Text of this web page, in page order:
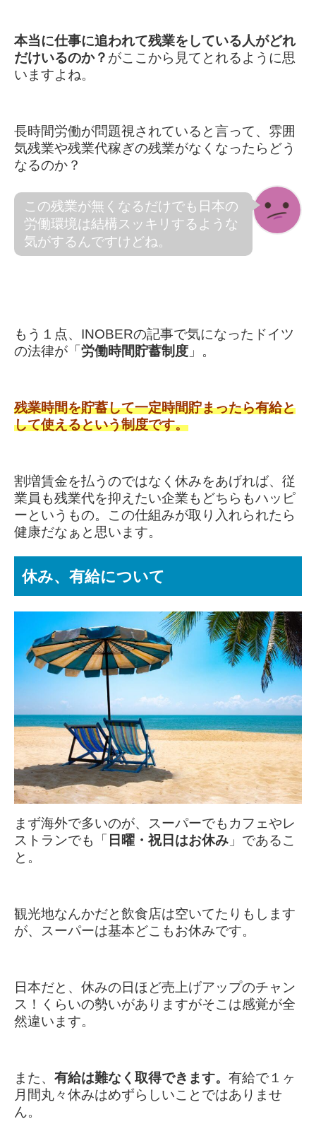
本当に仕事に追われて残業をしている人がどれ
だけいるのか？ がここから見てとれるように思
いますよね。
長時間労働が問題視されていると言って、雰囲
気残業や残業代稼ぎの残業がなくなったらどう
なるのか？
この残業が無くなるだけでも日本の
労働環境は結構スッキリするような
気がするんですけどね。
もう１点、INOBERの記事で気になったドイツ
の法律が「 労働時間貯蓄制度 」。
残業時間を貯蓄して一定時間貯まったら有給と
して使えるという制度です。
割増賃金を払うのではなく休みをあげれば、従
業員も残業代を抑えたい企業もどちらもハッピ
ーというもの。
この仕組みが取り入れられたら
健康だなぁと思います。
休み、有給について
まず海外で多いのが、スーパーでもカフェやレ
ストランでも「
日曜・祝日はお休み 」であるこ
と。
観光地なんかだと飲食店は空いてたりもします
が、スーパーは基本どこもお休みです。
日本だと、休みの日ほど売上げアップのチャン
ス！くらいの勢いがありますがそこは感覚が全
然違います。
また、 有給は難なく取得できます。 有給で１ヶ
月間丸々休みはめずらしいことではありませ
ん。